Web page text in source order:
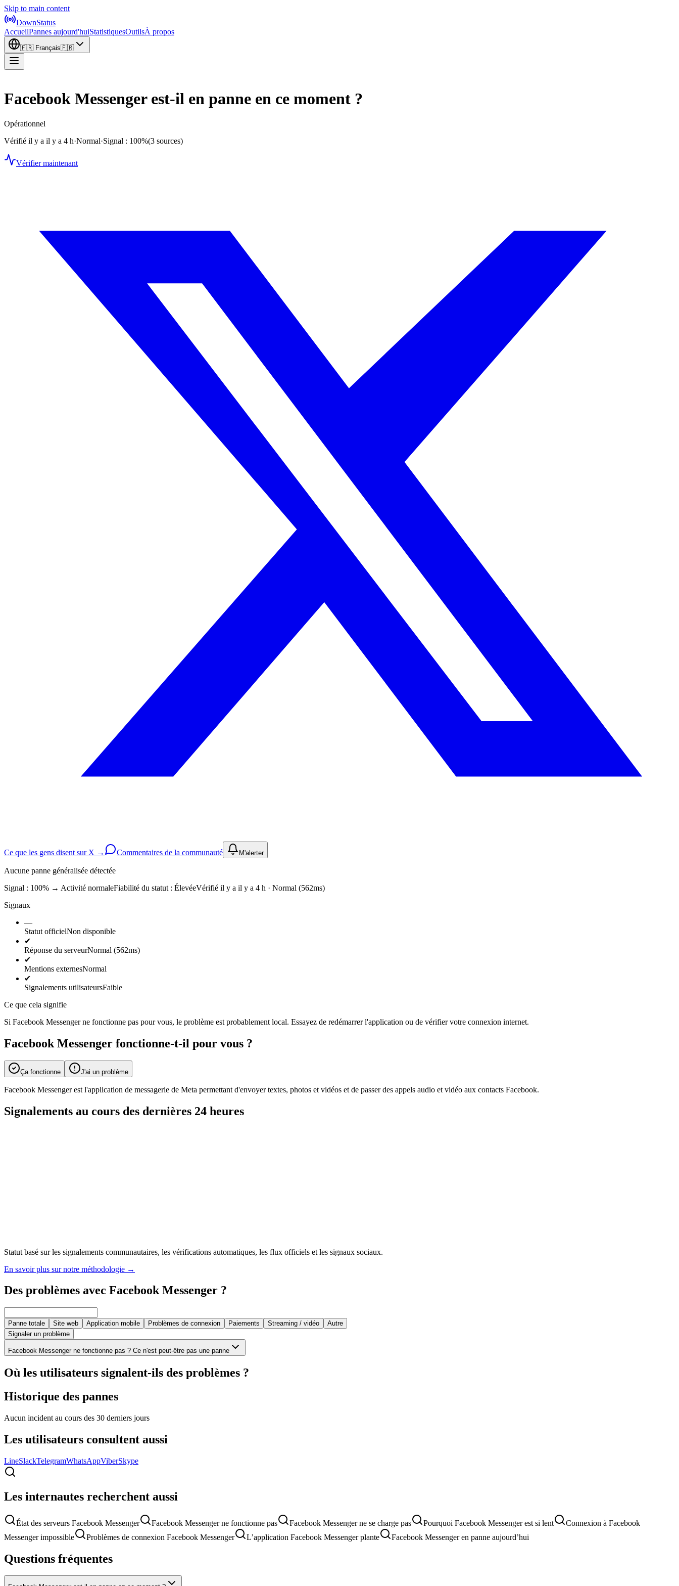
Skip to main content
DownStatus
AccueilPannes aujourd'huiStatistiquesOutilsÀ propos
🇫🇷 Français🇫🇷
Facebook Messenger est-il en panne en ce moment ?
Opérationnel
Vérifié il y a il y a 4 h·Normal·Signal : 100%(3 sources)
Vérifier maintenant
Ce que les gens disent sur X → Commentaires de la communauté M'alerter
Aucune panne généralisée détectée
Signal : 100% → Activité normaleFiabilité du statut : ÉlevéeVérifié il y a il y a 4 h · Normal (562ms)
Signaux
—
Statut officielNon disponible
✔
Réponse du serveurNormal (562ms)
✔
Mentions externesNormal
✔
Signalements utilisateursFaible
Ce que cela signifie
Si Facebook Messenger ne fonctionne pas pour vous, le problème est probablement local. Essayez de redémarrer l'application ou de vérifier votre connexion internet.
Facebook Messenger fonctionne-t-il pour vous ?
Ça fonctionne J'ai un problème
Facebook Messenger est l'application de messagerie de Meta permettant d'envoyer textes, photos et vidéos et de passer des appels audio et vidéo aux contacts Facebook.
Signalements au cours des dernières 24 heures
Statut basé sur les signalements communautaires, les vérifications automatiques, les flux officiels et les signaux sociaux.
En savoir plus sur notre méthodologie →
Des problèmes avec Facebook Messenger ?
Panne totale Site web Application mobile Problèmes de connexion Paiements Streaming / vidéo
Autre
Signaler un problème
Facebook Messenger ne fonctionne pas ? Ce n'est peut-être pas une panne
Où les utilisateurs signalent-ils des problèmes ?
Historique des pannes
Aucun incident au cours des 30 derniers jours
Les utilisateurs consultent aussi
LineSlackTelegramWhatsAppViberSkype
Les internautes recherchent aussi
État des serveurs Facebook Messenger Facebook Messenger ne fonctionne pas Facebook Messenger ne se charge pas Pourquoi Facebook Messenger est si lent
Connexion à Facebook
Messenger impossible
Problèmes de connexion Facebook Messenger L’application Facebook Messenger plante Facebook Messenger en panne aujourd’hui
Questions fréquentes